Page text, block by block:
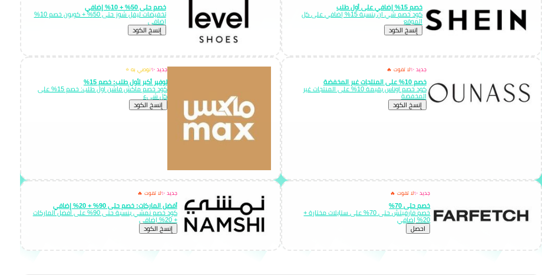
خصم 15% إضافي على أول طلب
كود خصم شي ان بنسبة 15% إضافي على كل
الموقع
إِنسخ الكود
خصم حتى 50% + 10% إضافي
تخفيضات ليفل شوز حتى 50% + كوبون خصم 10%
إضافي
إِنسخ الكود
جديد ✨لا تفوت 🔥
خصم 10% على المنتجات غير المخفضة
كود خصم اوناس بقيمة 10% على المنتجات غير
المخفضة
إِنسخ الكود
جديد ✨نوصي به ⭐
توفير أكبر لأول طلب: خصم 15%
كود خصم ماكش فاشن اول طلب: خصم 15% على
كل شيء
إِنسخ الكود
جديد ✨لا تفوت 🔥
خصم حتى 70%
خصم فارفيتش حتى 70% على ستايلات مختارة +
20% إضافي
احصل
جديد ✨لا تفوت 🔥
أفضل الماركات: خصم حتى 90% + 20% إضافي
كود خصم نمشي بنسبة حتى 90% على أفضل الماركات
+ 20% إضافي
إِنسخ الكود